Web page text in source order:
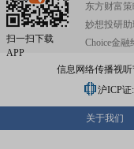
扫一扫下载
APP
东方财富策
妙想投研助
Choice金融
信息网络传播视听
沪ICP证
关于我们